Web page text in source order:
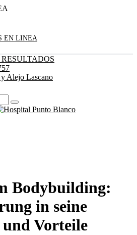
EN LINEA
Alejo Lascano
Bodybuilding:
in seine
Vorteile